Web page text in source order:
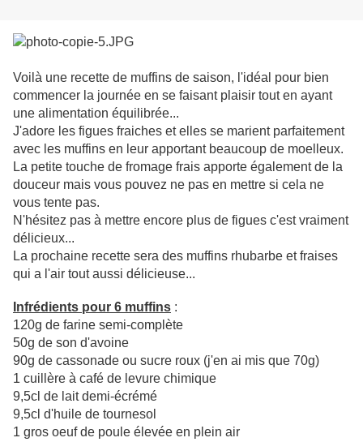
Voilà une recette de muffins de saison, l'idéal pour bien
commencer la journée en se faisant plaisir tout en ayant
une alimentation équilibrée...
J'adore les figues fraiches et elles se marient parfaitement
avec les muffins en leur apportant beaucoup de moelleux.
La petite touche de fromage frais apporte également de la
douceur mais vous pouvez ne pas en mettre si cela ne
vous tente pas.
N'hésitez pas à mettre encore plus de figues c'est vraiment
délicieux...
La prochaine recette sera des muffins rhubarbe et fraises
qui a l'air tout aussi délicieuse...
Infrédients pour 6 muffins :
120g de farine semi-complète
50g de son d'avoine
90g de cassonade ou sucre roux (j'en ai mis que 70g)
1 cuillère à café de levure chimique
9,5cl de lait demi-écrémé
9,5cl d'huile de tournesol
1 gros oeuf de poule élevée en plein air